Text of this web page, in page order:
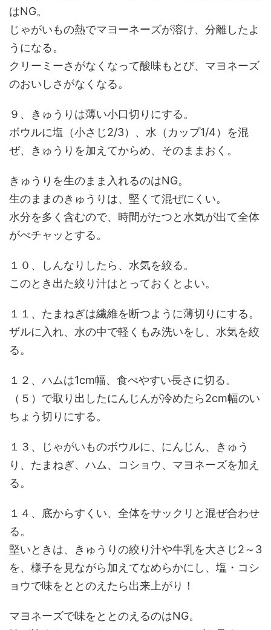
はNG。
じゃがいもの熱でマヨーネーズが溶け、分離したよ
うになる。
クリーミーさがなくなって酸味もとび、マヨネーズ
のおいしさがなくなる。
９、きゅうりは薄い小口切りにする。
ボウルに塩（小さじ2/3）、水（カップ1/4）を混
ぜ、きゅうりを加えてからめ、そのままおく。
きゅうりを生のまま入れるのはNG。
生のままのきゅうりは、堅くて混ぜにくい。
水分を多く含むので、時間がたつと水気が出て全体
がべチャッとする。
１０、しんなりしたら、水気を絞る。
このとき出た絞り汁はとっておくとよい。
１１、たまねぎは繊維を断つように薄切りにする。
ザルに入れ、水の中で軽くもみ洗いをし、水気を絞
る。
１２、ハムは1cm幅、食べやすい長さに切る。
（５）で取り出したにんじんが冷めたら2cm幅のい
ちょう切りにする。
１３、じゃがいものボウルに、にんじん、きゅう
り、たまねぎ、ハム、コショウ、マヨネーズを加え
る。
１４、底からすくい、全体をサックリと混ぜ合わせ
る。
堅いときは、きゅうりの絞り汁や牛乳を大さじ2～3
を、様子を見ながら加えてなめらかにし、塩・コシ
ョウで味をととのえたら出来上がり！
マヨネーズで味をととのえるのはNG。